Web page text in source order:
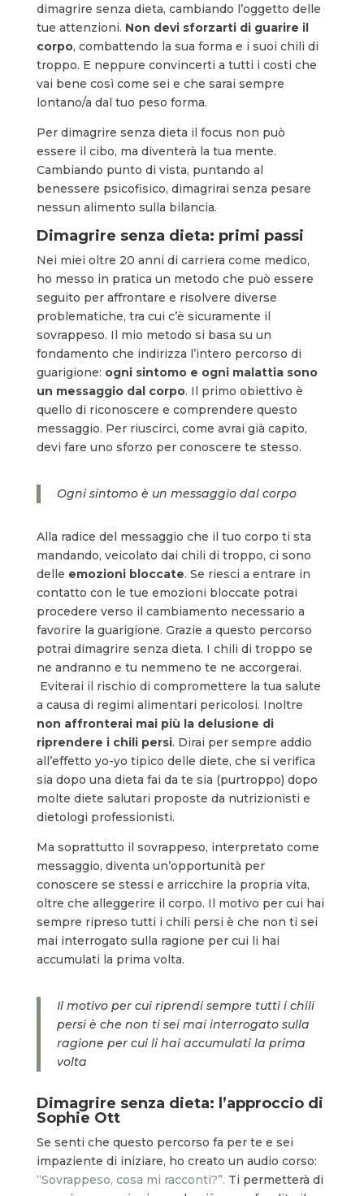
dimagrire senza dieta, cambiando l’oggetto delle
tue attenzioni. Non devi sforzarti di guarire il
corpo, combattendo la sua forma e i suoi chili di
troppo. E neppure convincerti a tutti i costi che
vai bene così come sei e che sarai sempre
lontano/a dal tuo peso forma.
Per dimagrire senza dieta il focus non può
essere il cibo, ma diventerà la tua mente.
Cambiando punto di vista, puntando al
benessere psicofisico, dimagrirai senza pesare
nessun alimento sulla bilancia.
Dimagrire senza dieta: primi passi
Nei miei oltre 20 anni di carriera come medico,
ho messo in pratica un metodo che può essere
seguito per affrontare e risolvere diverse
problematiche, tra cui c’è sicuramente il
sovrappeso. Il mio metodo si basa su un
fondamento che indirizza l’intero percorso di
guarigione: ogni sintomo e ogni malattia sono
un messaggio dal corpo. Il primo obiettivo è
quello di riconoscere e comprendere questo
messaggio. Per riuscirci, come avrai già capito,
devi fare uno sforzo per conoscere te stesso.
Ogni sintomo è un messaggio dal corpo
Alla radice del messaggio che il tuo corpo ti sta
mandando, veicolato dai chili di troppo, ci sono
delle emozioni bloccate. Se riesci a entrare in
contatto con le tue emozioni bloccate potrai
procedere verso il cambiamento necessario a
favorire la guarigione. Grazie a questo percorso
potrai dimagrire senza dieta. I chili di troppo se
ne andranno e tu nemmeno te ne accorgerai.
Eviterai il rischio di compromettere la tua salute
a causa di regimi alimentari pericolosi. Inoltre
non affronterai mai più la delusione di
riprendere i chili persi. Dirai per sempre addio
all’effetto yo-yo tipico delle diete, che si verifica
sia dopo una dieta fai da te sia (purtroppo) dopo
molte diete salutari proposte da nutrizionisti e
dietologi professionisti.
Ma soprattutto il sovrappeso, interpretato come
messaggio, diventa un’opportunità per
conoscere se stessi e arricchire la propria vita,
oltre che alleggerire il corpo. Il motivo per cui hai
sempre ripreso tutti i chili persi è che non ti sei
mai interrogato sulla ragione per cui li hai
accumulati la prima volta.
Il motivo per cui riprendi sempre tutti i chili
persi è che non ti sei mai interrogato sulla
ragione per cui li hai accumulati la prima
volta
Dimagrire senza dieta: l’approccio di
Sophie Ott
Se senti che questo percorso fa per te e sei
impaziente di iniziare, ho creato un audio corso:
“Sovrappeso, cosa mi racconti?”. Ti permetterà di